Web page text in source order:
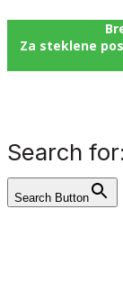
Za steklene
Search for:
Search Button